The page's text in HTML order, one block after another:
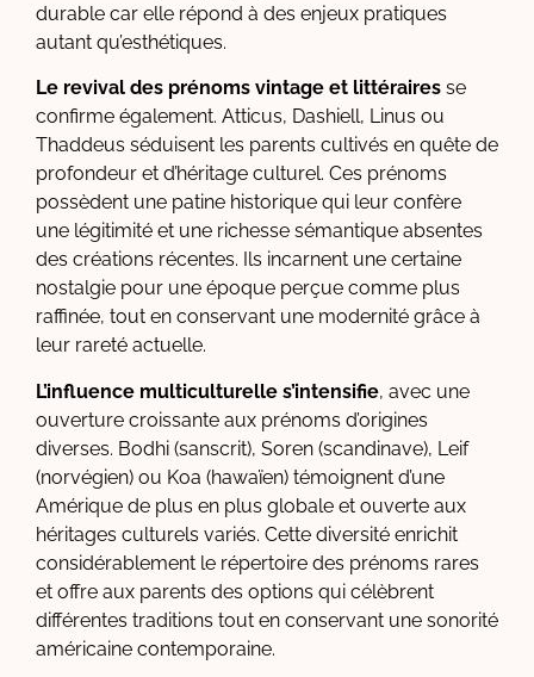
durable car elle répond à des enjeux pratiques
autant qu’esthétiques.
Le revival des prénoms vintage et littéraires se
confirme également. Atticus, Dashiell, Linus ou
Thaddeus séduisent les parents cultivés en quête de
profondeur et d’héritage culturel. Ces prénoms
possèdent une patine historique qui leur confère
une légitimité et une richesse sémantique absentes
des créations récentes. Ils incarnent une certaine
nostalgie pour une époque perçue comme plus
raffinée, tout en conservant une modernité grâce à
leur rareté actuelle.
L’influence multiculturelle s’intensifie, avec une
ouverture croissante aux prénoms d’origines
diverses. Bodhi (sanscrit), Soren (scandinave), Leif
(norvégien) ou Koa (hawaïen) témoignent d’une
Amérique de plus en plus globale et ouverte aux
héritages culturels variés. Cette diversité enrichit
considérablement le répertoire des prénoms rares
et offre aux parents des options qui célèbrent
différentes traditions tout en conservant une sonorité
américaine contemporaine.